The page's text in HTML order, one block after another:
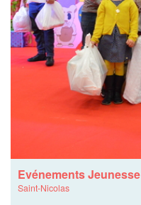
Evénements Jeunesse
Saint-Nicolas